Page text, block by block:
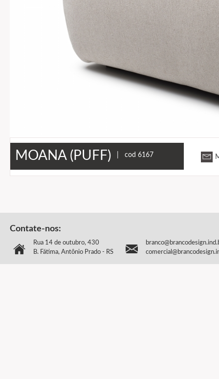
MOANA (PUFF) | cod 6167
Contate-nos:
Rua 14 de outubro, 430
B. Fátima, Antônio Prado - RS